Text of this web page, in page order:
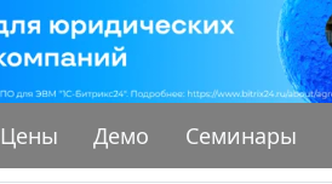
Цены Демо Семинары